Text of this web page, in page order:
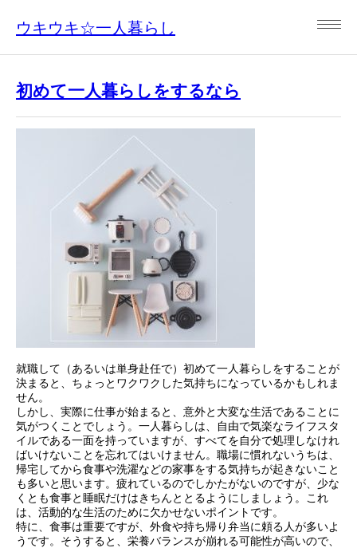
ウキウキ☆一人暮らし
初めて一人暮らしをするなら
就職して（あるいは単身赴任で）初めて一人暮らしをすることが
決まると、ちょっとワクワクした気持ちになっているかもしれま
せん。
しかし、実際に仕事が始まると、意外と大変な生活であることに
気がつくことでしょう。一人暮らしは、自由で気楽なライフスタ
イルである一面を持っていますが、すべてを自分で処理しなけれ
ばいけないことを忘れてはいけません。職場に慣れないうちは、
帰宅してから食事や洗濯などの家事をする気持ちが起きないこと
も多いと思います。疲れているのでしかたがないのですが、少な
くとも食事と睡眠だけはきちんととるようにしましょう。これ
は、活動的な生活のために欠かせないポイントです。
特に、食事は重要ですが、外食や持ち帰り弁当に頼る人が多いよ
うです。そうすると、栄養バランスが崩れる可能性が高いので、